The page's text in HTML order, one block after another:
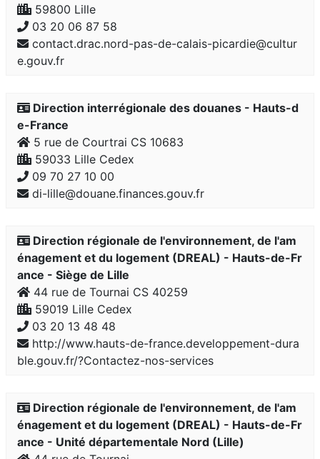
59800 Lille
03 20 06 87 58
contact.drac.nord-pas-de-calais-picardie@cultur
e.gouv.fr
Direction interrégionale des douanes - Hauts-d
e-France
5 rue de Courtrai CS 10683
59033 Lille Cedex
09 70 27 10 00
di-lille@douane.finances.gouv.fr
Direction régionale de l'environnement, de l'am
énagement et du logement (DREAL) - Hauts-de-Fr
ance - Siège de Lille
44 rue de Tournai CS 40259
59019 Lille Cedex
03 20 13 48 48
http://www.hauts-de-france.developpement-dura
ble.gouv.fr/?Contactez-nos-services
Direction régionale de l'environnement, de l'am
énagement et du logement (DREAL) - Hauts-de-Fr
ance - Unité départementale Nord (Lille)